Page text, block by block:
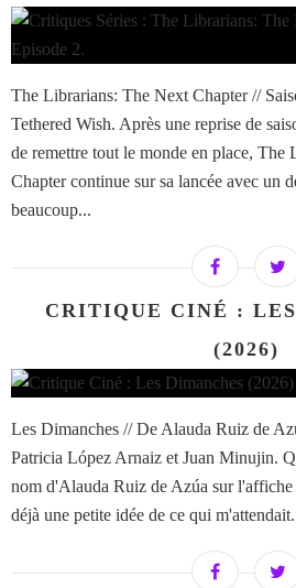
The Librarians: The Next Chapter //
Tethered Wish. Après une reprise de
de remettre tout le monde en place, The
Chapter continue sur sa lancée avec un
beaucoup...
CRITIQUE CINÉ :
(2026)
Les Dimanches // De Alauda Ruiz de
Patricia López Arnaiz et Juan Minujin.
nom d'Alauda Ruiz de Azúa sur
déjà une petite idée de ce qui